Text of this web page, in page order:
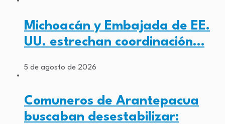
Michoacán y Embajada de EE.
UU. estrechan coordinación…
5 de agosto de 2026
Comuneros de Arantepacua
buscaban desestabilizar: